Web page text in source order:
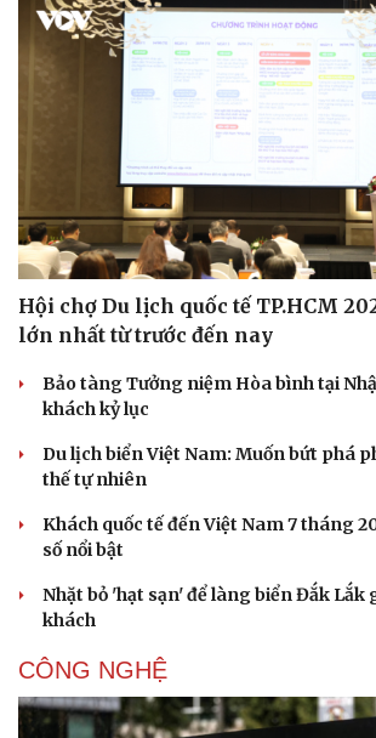
Hội chợ Du lịch quốc tế TP.HCM
lớn nhất từ trước đến nay
Bảo tàng Tưởng niệm Hòa bình tại
khách kỷ lục
Du lịch biển Việt Nam: Muốn bứt phá
thế tự nhiên
Khách quốc tế đến Việt Nam 7 tháng
số nổi bật
Nhặt bỏ 'hạt sạn' để làng biển Đắk Lắk
khách
CÔNG NGHỆ